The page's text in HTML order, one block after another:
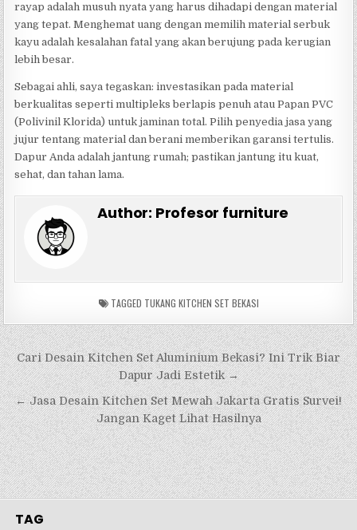
rayap adalah musuh nyata yang harus dihadapi dengan material
yang tepat. Menghemat uang dengan memilih material serbuk
kayu adalah kesalahan fatal yang akan berujung pada kerugian
lebih besar.
Sebagai ahli, saya tegaskan: investasikan pada material
berkualitas seperti multipleks berlapis penuh atau Papan PVC
(Polivinil Klorida) untuk jaminan total. Pilih penyedia jasa yang
jujur tentang material dan berani memberikan garansi tertulis.
Dapur Anda adalah jantung rumah; pastikan jantung itu kuat,
sehat, dan tahan lama.
Author: Profesor furniture
TAGGED TUKANG KITCHEN SET BEKASI
Navigasi
pos
Cari Desain Kitchen Set Aluminium Bekasi? Ini Trik Biar
Dapur Jadi Estetik →
← Jasa Desain Kitchen Set Mewah Jakarta Gratis Survei!
Jangan Kaget Lihat Hasilnya
TAG